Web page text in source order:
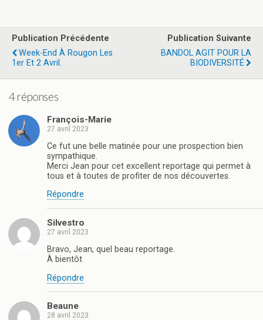
b
o
o
k
o
d
o
n
g
er
Publication Précédente
Week-End À Rougon Les
1er Et 2 Avril.
Publication Suivante
BANDOL AGIT POUR LA
BIODIVERSITÉ
4 réponses
François-Marie
27 avril 2023
Ce fut une belle matinée pour une prospection bien
sympathique.
Merci Jean pour cet excellent reportage qui permet à
tous et à toutes de profiter de nos découvertes.
Répondre
Silvestro
27 avril 2023
Bravo, Jean, quel beau reportage.
À bientôt
Répondre
Beaune
28 avril 2023